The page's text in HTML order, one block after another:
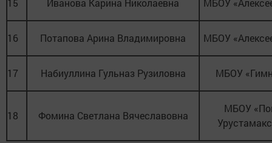
15 Иванова Карина Николаевна МБОУ
16 Потапова Арина Владимировна МБОУ
17 Набиуллина Гульназ Рузиловна МБОУ
18 Фомина Светлана Вячеславовна
МБОУ